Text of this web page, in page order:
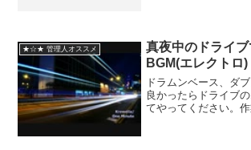
★☆★ 管理人オススメ
真夜中のドライ
BGM(エレクトロ)
ドラムンベース、ダ
良かったらドライブ
てやってください。